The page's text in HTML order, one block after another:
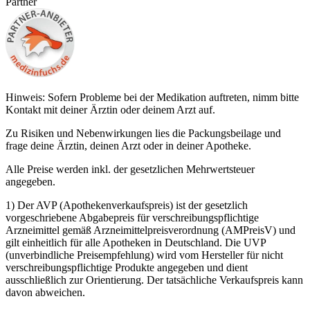
Hinweis: Sofern Probleme bei der Medikation auftreten, nimm bitte
Kontakt mit deiner Ärztin oder deinem Arzt auf.
Zu Risiken und Nebenwirkungen lies die Packungsbeilage und
frage deine Ärztin, deinen Arzt oder in deiner Apotheke.
Alle Preise werden inkl. der gesetzlichen Mehrwertsteuer
angegeben.
1) Der AVP (Apothekenverkaufspreis) ist der gesetzlich
vorgeschriebene Abgabepreis für verschreibungspflichtige
Arzneimittel gemäß Arzneimittelpreisverordnung (AMPreisV) und
gilt einheitlich für alle Apotheken in Deutschland. Die UVP
(unverbindliche Preisempfehlung) wird vom Hersteller für nicht
verschreibungspflichtige Produkte angegeben und dient
ausschließlich zur Orientierung. Der tatsächliche Verkaufspreis kann
davon abweichen.